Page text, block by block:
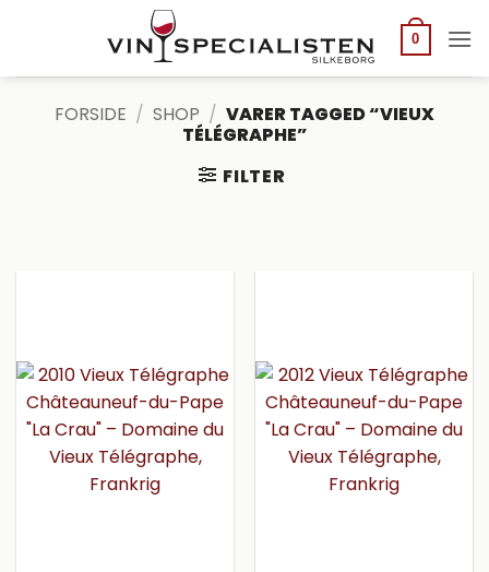
0
FORSIDE / SHOP / VARER TAGGED “VIEUX
TÉLÉGRAPHE”
FILTER